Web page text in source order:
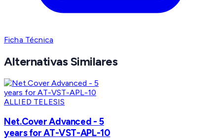
Ficha Técnica
Alternativas Similares
ALLIED TELESIS
Net.Cover Advanced - 5
years for AT-VST-APL-10